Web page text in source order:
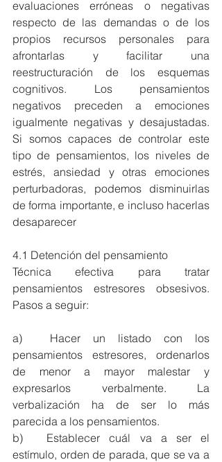
evaluaciones erróneas o negativas
respecto de las demandas o de los
propios recursos personales para
afrontarlas y facilitar una
reestructuración de los esquemas
cognitivos. Los pensamientos
negativos preceden a emociones
igualmente negativas y desajustadas.
Si somos capaces de controlar este
tipo de pensamientos, los niveles de
estrés, ansiedad y otras emociones
perturbadoras, podemos disminuirlas
de forma importante, e incluso hacerlas
desaparecer
4.1 Detención del pensamiento
Técnica efectiva para tratar
pensamientos estresores obsesivos.
Pasos a seguir:
a)	Hacer un listado con los
pensamientos estresores, ordenarlos
de menor a mayor malestar y
expresarlos verbalmente. La
verbalización ha de ser lo más
parecida a los pensamientos.
b)	Establecer cuál va a ser el
estímulo, orden de parada, que se va a